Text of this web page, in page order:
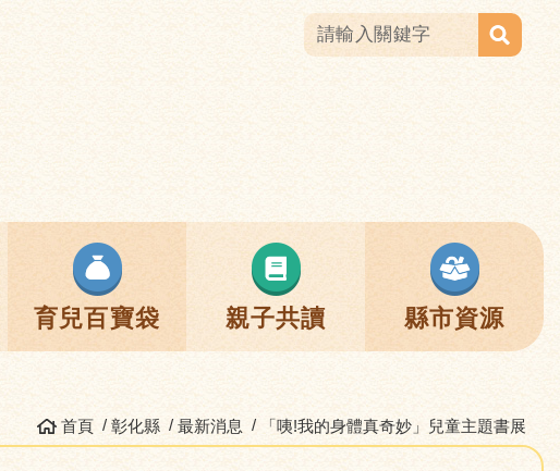
育兒百寶袋 親子共讀 縣市資源
首頁 彰化縣 最新消息 「咦!我的身體真奇妙」兒童主題書展